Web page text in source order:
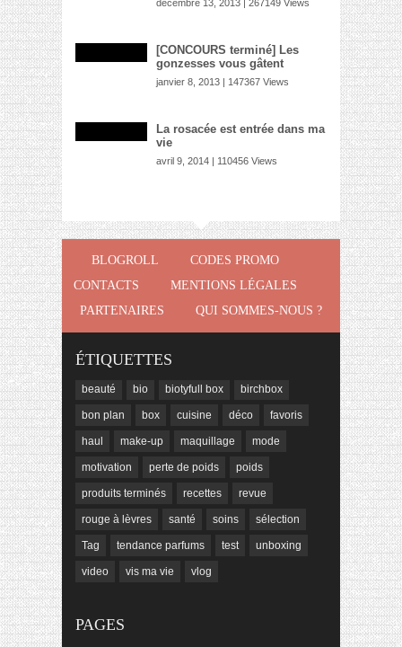
décembre 13, 2013 | 267149 Views
[CONCOURS terminé] Les
gonzesses vous gâtent
janvier 8, 2013 | 147367 Views
La rosacée est entrée dans ma
vie
avril 9, 2014 | 110456 Views
BLOGROLL
CODES PROMO
CONTACTS
MENTIONS LÉGALES
PARTENAIRES
QUI SOMMES-NOUS ?
ÉTIQUETTES
beauté bio biotyfull box birchbox
bon plan box cuisine déco favoris
haul make-up maquillage mode
motivation perte de poids poids
produits terminés recettes revue
rouge à lèvres santé soins sélection
Tag tendance parfums test unboxing
video vis ma vie vlog
PAGES